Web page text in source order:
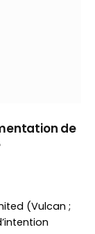
de
(Vulcan ;